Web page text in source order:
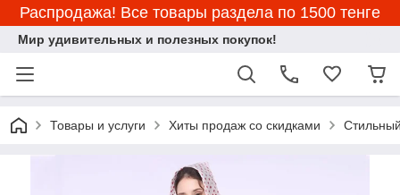
Распродажа! Все товары раздела по 1500 тенге
Мир удивительных и полезных покупок!
Товары и услуги Хиты продаж со скидками